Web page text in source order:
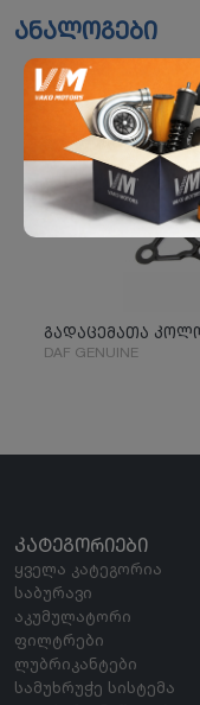
ანალოგები
გადაცემათა
DAF GENUINE
ᲙᲐᲢᲔᲒᲝᲠᲘᲔᲑᲘ
ყველა კატეგორია
საბურავი
აკუმულატორი
ფილტრები
ლუბრიკანტები
სამუხრუჭე სისტემა